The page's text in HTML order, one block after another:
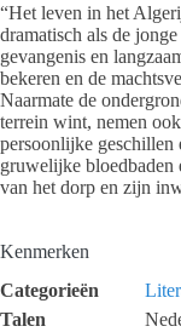
“Het leven in het
dramatisch als de
gevangenis en
bekeren en de
Naarmate de
terrein wint, nemen
persoonlijke geschillen
gruwelijke
van het dorp en zijn
Kenmerken
Categorieën
Talen